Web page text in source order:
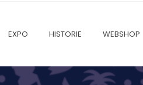
EXPO HISTORIE WEBSHOP